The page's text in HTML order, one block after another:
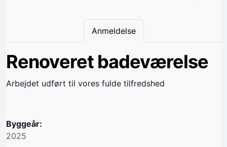
Anmeldelse
Renoveret badeværelse
Arbejdet udført til vores fulde tilfredshed
Byggeår:
2025